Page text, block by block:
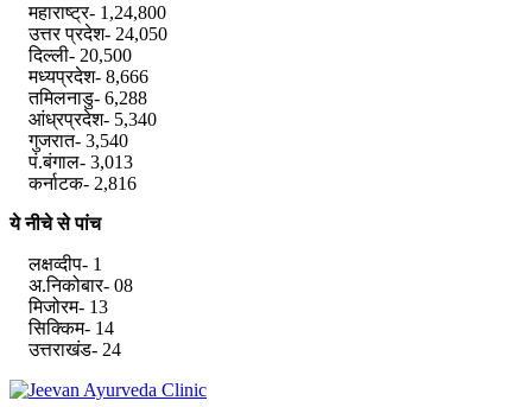
महाराष्ट्र- 1,24,800
उत्तर प्रदेश- 24,050
दिल्ली- 20,500
मध्यप्रदेश- 8,666
तमिलनाडु- 6,288
आंध्रप्रदेश- 5,340
गुजरात- 3,540
पं.बंगाल- 3,013
कर्नाटक- 2,816
ये नीचे से पांच
लक्षव्दीप- 1
अ.निकोबार- 08
मिजोरम- 13
सिक्किम- 14
उत्तराखंड- 24